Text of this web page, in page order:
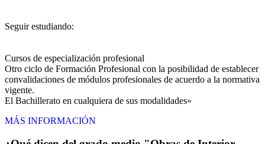
Seguir estudiando:
Cursos de especialización profesional
Otro ciclo de Formación Profesional con la posibilidad de establecer
convalidaciones de módulos profesionales de acuerdo a la normativa
vigente.
El Bachillerato en cualquiera de sus modalidades»
MÁS INFORMACIÓN